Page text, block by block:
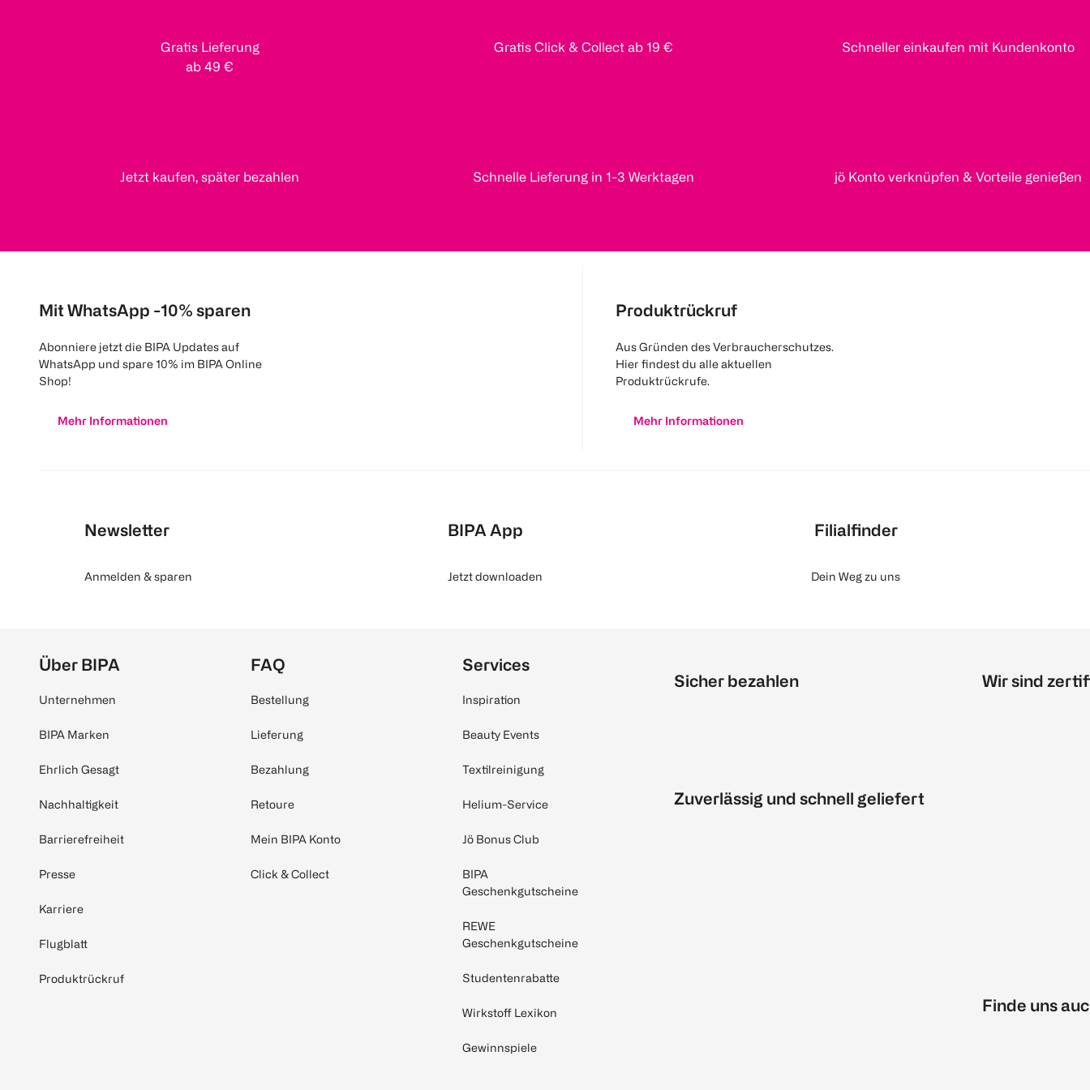
Gratis Lieferung
ab 49 €
Gratis Click & Collect ab 19 € Schneller einkaufen mit Kundenkonto
Jetzt kaufen, später bezahlen Schnelle Lieferung in 1-3 Werktagen jö Konto verknüpfen & Vorteile genießen
Mit WhatsApp -10% sparen
Abonniere jetzt die BIPA Updates auf
WhatsApp und spare 10% im BIPA Online
Shop!
Mehr Informationen
Produktrückruf
Aus Gründen des Verbraucherschutzes.
Hier findest du alle aktuellen
Produktrückrufe.
Mehr Informationen
Newsletter
Anmelden & sparen
BIPA App
Jetzt downloaden
Filialfinder
Dein Weg zu uns
Über BIPA
Unternehmen
BIPA Marken
Ehrlich Gesagt
Nachhaltigkeit
Barrierefreiheit
Presse
Karriere
Flugblatt
Produktrückruf
FAQ
Bestellung
Lieferung
Bezahlung
Retoure
Mein BIPA Konto
Click & Collect
Services
Inspiration
Beauty Events
Textilreinigung
Helium-Service
Jö Bonus Club
BIPA
Geschenkgutscheine
REWE
Geschenkgutscheine
Studentenrabatte
Wirkstoff Lexikon
Gewinnspiele
Sicher bezahlen
Zuverlässig und schnell geliefert
Wir sind
Finde uns